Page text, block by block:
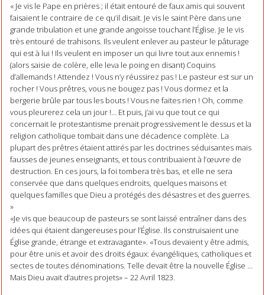
« Je vis le Pape en prières ; il était entouré de faux amis qui souvent
faisaient le contraire de ce qu’il disait. Je vis le saint Père dans une
grande tribulation et une grande angoisse touchant l’Église. Je le vis
très entouré de trahisons. Ils veulent enlever au pasteur le pâturage
qui est à lui ! Ils veulent en imposer un qui livre tout aux ennemis !
(alors saisie de colère, elle leva le poing en disant) Coquins
d’allemands ! Attendez ! Vous n’y réussirez pas ! Le pasteur est sur un
rocher ! Vous prêtres, vous ne bougez pas ! Vous dormez et la
bergerie brûle par tous les bouts ! Vous ne faites rien ! Oh, comme
vous pleurerez cela un jour !… Et puis, j’ai vu que tout ce qui
concernait le protestantisme prenait progressivement le dessus et la
religion catholique tombait dans une décadence complète. La
plupart des prêtres étaient attirés par les doctrines séduisantes mais
fausses de jeunes enseignants, et tous contribuaient à l’œuvre de
destruction. En ces jours, la foi tombera très bas, et elle ne sera
conservée que dans quelques endroits, quelques maisons et
quelques familles que Dieu a protégés des désastres et des guerres.
»
«Je vis que beaucoup de pasteurs se sont laissé entraîner dans des
idées qui étaient dangereuses pour l’Église. Ils construisaient une
Église grande, étrange et extravagante». «Tous devaient y être admis,
pour être unis et avoir des droits égaux: évangéliques, catholiques et
sectes de toutes dénominations. Telle devait être la nouvelle Église …
Mais Dieu avait d’autres projets» – 22 Avril 1823.